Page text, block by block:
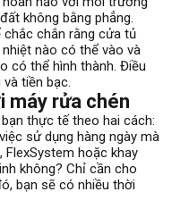
không bằng phẳng.
chắn rằng cửa tủ
nào có thể vào và
có thể hình thành. Điều
tiền bạc.
máy rửa chén
thực tế theo hai cách:
sử dụng hàng ngày mà
hoặc khay
không? Chỉ cần cho
bạn sẽ có nhiều thời